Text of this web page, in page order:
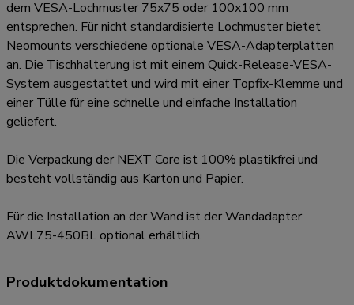
dem VESA-Lochmuster 75x75 oder 100x100 mm
entsprechen. Für nicht standardisierte Lochmuster bietet
Neomounts verschiedene optionale VESA-Adapterplatten
an. Die Tischhalterung ist mit einem Quick-Release-VESA-
System ausgestattet und wird mit einer Topfix-Klemme und
einer Tülle für eine schnelle und einfache Installation
geliefert.
Die Verpackung der NEXT Core ist 100% plastikfrei und
besteht vollständig aus Karton und Papier.
Für die Installation an der Wand ist der Wandadapter
AWL75-450BL optional erhältlich.
Produktdokumentation